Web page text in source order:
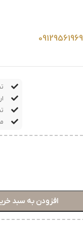
09129561969
افزودن به سبد